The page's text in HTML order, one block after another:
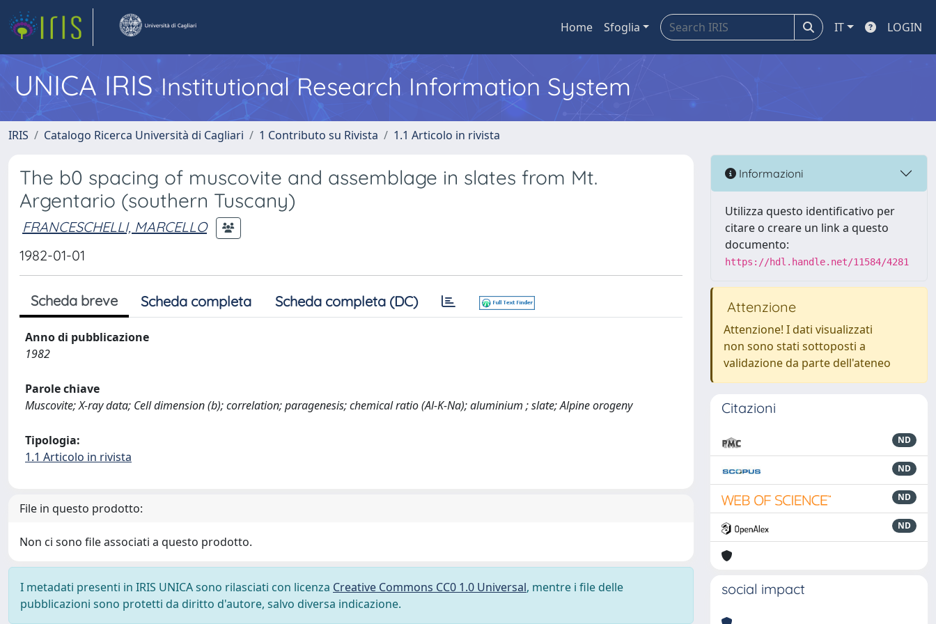
Home Sfoglia IT LOGIN
UNICA IRISInstitutional Research Information System
IRIS Catalogo Ricerca Università di Cagliari 1 Contributo su Rivista 1.1 Articolo in rivista
The b0 spacing of muscovite and assemblage in slates from Mt.
Argentario (southern Tuscany)
FRANCESCHELLI, MARCELLO
1982-01-01
Scheda breve Scheda completa Scheda completa (DC)
Anno di pubblicazione
1982
Parole chiave
Muscovite; X-ray data; Cell dimension (b); correlation; paragenesis; chemical ratio (Al-K-Na); aluminium ; slate; Alpine orogeny
Tipologia:
1.1 Articolo in rivista
File in questo prodotto:
Non ci sono file associati a questo prodotto.
I metadati presenti in IRIS UNICA sono rilasciati con licenza Creative Commons CC0 1.0 Universal, mentre i file delle
pubblicazioni sono protetti da diritto d'autore, salvo diversa indicazione.
Informazioni
Utilizza questo identificativo per
citare o creare un link a questo
documento:
https://hdl.handle.net/11584/4281
Attenzione
Attenzione! I dati visualizzati
non sono stati sottoposti a
validazione da parte dell'ateneo
Citazioni
ND
ND
ND
ND
social impact